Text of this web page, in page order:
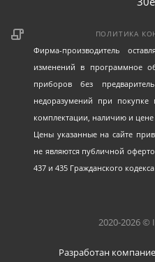
ПОЛИТИКА
Фирма-производитель
изменений в программное
приборов без
недоразумений при
комплектации, наличию и
Цены указанные на сайте
не являются публичной
437 и 435 Гражданского
2020-2026 ©
Разработан